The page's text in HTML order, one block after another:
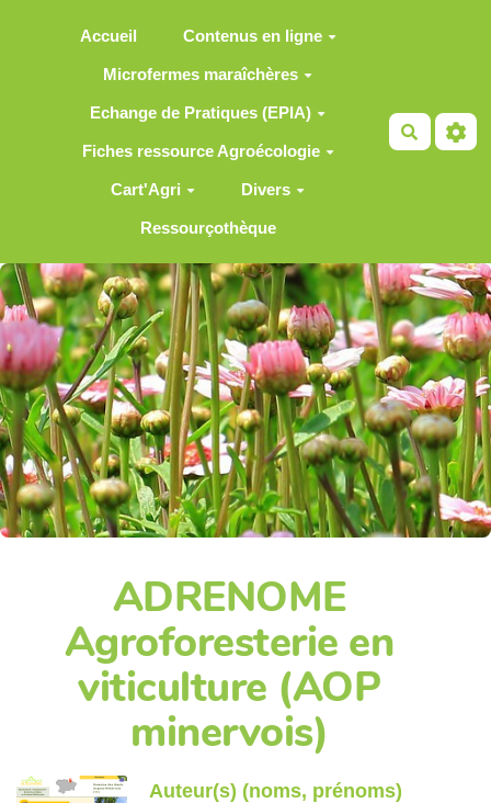
Accueil Contenus en ligne
Microfermes maraîchères
Echange de Pratiques (EPIA)
Fiches ressource Agroécologie
Cart'Agri Divers
Ressourçothèque
ADRENOME
Agroforesterie en
viticulture (AOP
minervois)
Auteur(s) (noms, prénoms)